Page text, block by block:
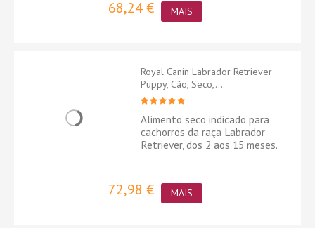
68,24 € MAIS
Royal Canin Labrador Retriever
Puppy, Cão, Seco,...
Alimento seco indicado para
cachorros da raça Labrador
Retriever, dos 2 aos 15 meses.
72,98 € MAIS